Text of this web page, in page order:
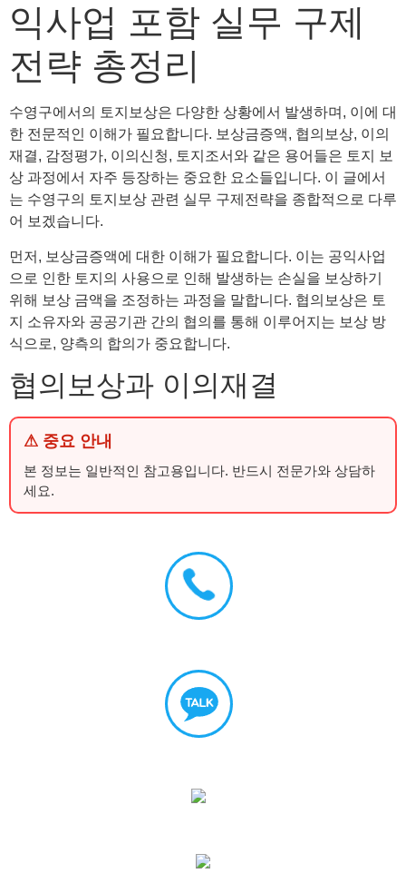
익사업 포함 실무 구제
전략 총정리
수영구에서의 토지보상은 다양한 상황에서 발생하며, 이에 대
한 전문적인 이해가 필요합니다. 보상금증액, 협의보상, 이의
재결, 감정평가, 이의신청, 토지조서와 같은 용어들은 토지 보
상 과정에서 자주 등장하는 중요한 요소들입니다. 이 글에서
는 수영구의 토지보상 관련 실무 구제전략을 종합적으로 다루
어 보겠습니다.
먼저, 보상금증액에 대한 이해가 필요합니다. 이는 공익사업
으로 인한 토지의 사용으로 인해 발생하는 손실을 보상하기
위해 보상 금액을 조정하는 과정을 말합니다. 협의보상은 토
지 소유자와 공공기관 간의 협의를 통해 이루어지는 보상 방
식으로, 양측의 합의가 중요합니다.
협의보상과 이의재결
⚠ 중요 안내
본 정보는 일반적인 참고용입니다. 반드시 전문가와 상담하
세요.